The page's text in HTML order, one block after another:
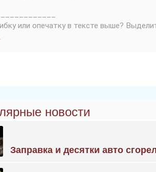
или опечатку в тексте выше?
.
новости
Заправка и десятки авто